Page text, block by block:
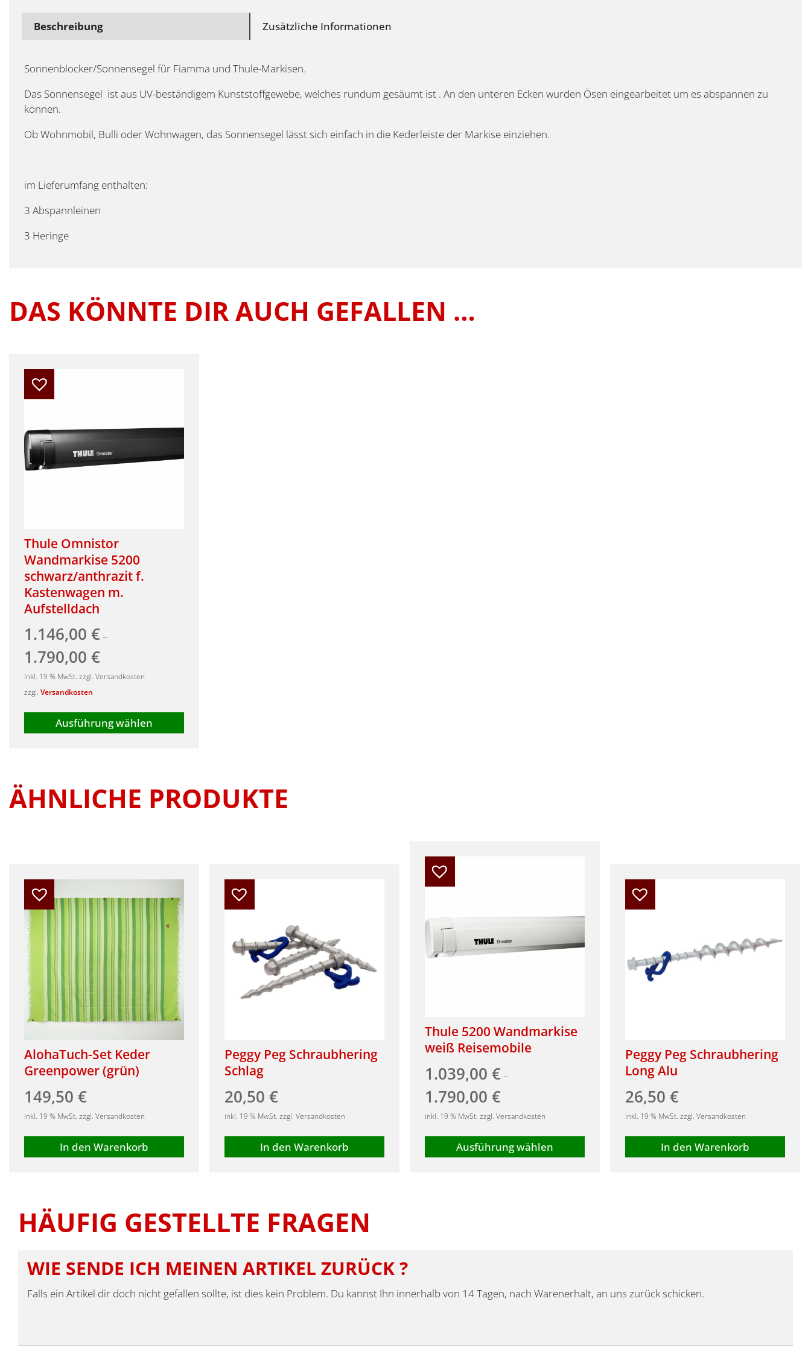
Beschreibung Zusätzliche Informationen
Sonnenblocker/Sonnensegel für Fiamma und Thule-Markisen.
Das Sonnensegel ist aus UV-beständigem Kunststoffgewebe, welches rundum gesäumt ist . An den unteren Ecken wurden Ösen eingearbeitet um es abspannen zu
können.
Ob Wohnmobil, Bulli oder Wohnwagen, das Sonnensegel lässt sich einfach in die Kederleiste der Markise einziehen.
im Lieferumfang enthalten:
3 Abspannleinen
3 Heringe
DAS KÖNNTE DIR AUCH GEFALLEN …
Thule Omnistor
Wandmarkise 5200
schwarz/anthrazit f.
Kastenwagen m.
Aufstelldach
1.146,00 €–
1.790,00 €
inkl. 19 % MwSt. zzgl. Versandkosten
zzgl. Versandkosten
Ausführung wählen
Varianten
auf
der
Produktseite
gewählt
werden
ÄHNLICHE PRODUKTE
AlohaTuch-Set Keder
Greenpower (grün)
149,50 €
inkl. 19 % MwSt. zzgl. Versandkosten
In den Warenkorb
Peggy Peg Schraubhering
Schlag
20,50 €
inkl. 19 % MwSt. zzgl. Versandkosten
In den Warenkorb
Thule 5200 Wandmarkise
weiß Reisemobile
1.039,00 €–
1.790,00 €
inkl. 19 % MwSt. zzgl. Versandkosten
Ausführung wählen
auf
gewählt
Peggy Peg Schraubhering
Long Alu
26,50 €
inkl. 19 % MwSt. zzgl. Versandkosten
In den Warenkorb
HÄUFIG GESTELLTE FRAGEN
WIE SENDE ICH MEINEN ARTIKEL ZURÜCK ?
Falls ein Artikel dir doch nicht gefallen sollte, ist dies kein Problem. Du kannst Ihn innerhalb von 14 Tagen, nach Warenerhalt, an uns zurück schicken.